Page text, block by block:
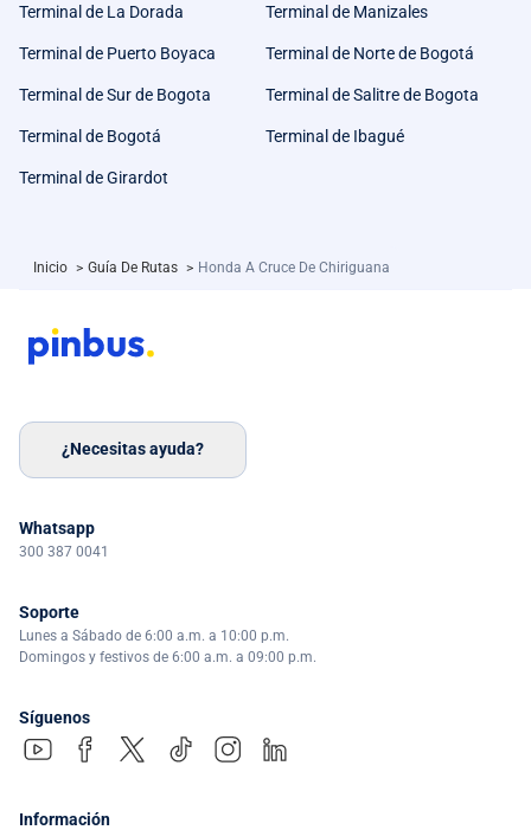
Terminal de La Dorada Terminal de Manizales
Terminal de Puerto Boyaca Terminal de Norte de Bogotá
Terminal de Sur de Bogota Terminal de Salitre de Bogota
Terminal de Bogotá Terminal de Ibagué
Terminal de Girardot
Inicio > Guía De Rutas > Honda A Cruce De Chiriguana
¿Necesitas ayuda?
Whatsapp
300 387 0041
Soporte
Lunes a Sábado de 6:00 a.m. a 10:00 p.m.
Domingos y festivos de 6:00 a.m. a 09:00 p.m.
Síguenos
Información